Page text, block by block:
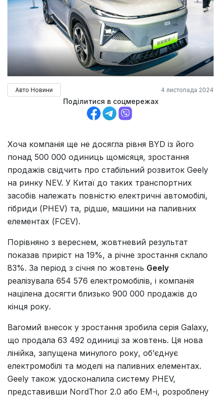
Авто Новини 4 листопада 2024
Поділитися в соцмережах
Хоча компанія ще не досягла рівня BYD із його
понад 500 000 одиниць щомісяця, зростання
продажів свідчить про стабільний розвиток Geely
на ринку NEV. У Китаї до таких транспортних
засобів належать повністю електричні автомобілі,
гібриди (PHEV) та, рідше, машини на паливних
елементах (FCEV).
Порівняно з вереснем, жовтневий результат
показав приріст на 19%, а річне зростання склало
83%. За період з січня по жовтень Geely
реалізувала 654 576 електромобілів, і компанія
націлена досягти близько 900 000 продажів до
кінця року.
Вагомий внесок у зростання зробила серія Galaxy,
що продала 63 492 одиниці за жовтень. Ця нова
лінійка, запущена минулого року, об’єднує
електромобілі та моделі на паливних елементах.
Geely також удосконалила систему PHEV,
представивши NordThor 2.0 або EM-i, розроблену